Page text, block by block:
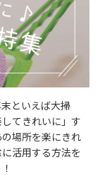
といえば大掃
てきれいに」す
場所を楽にきれ
活用する方法を